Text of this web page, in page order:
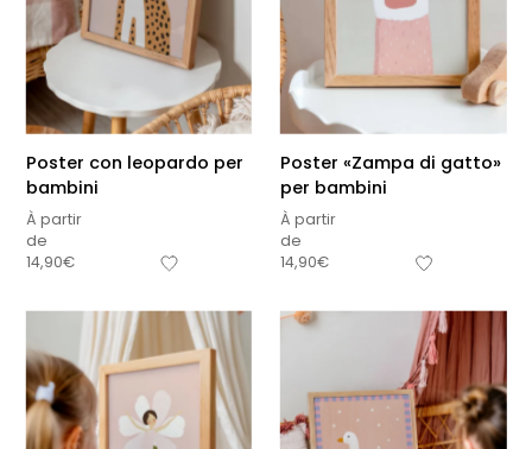
Poster con leopardo per
bambini
À partir
de
14,90€
Poster «Zampa di gatto»
per bambini
À partir
de
14,90€